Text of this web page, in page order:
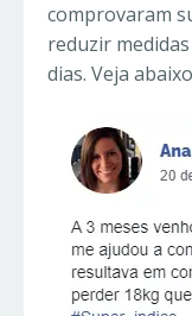
comprovaram
reduzir
dias. Veja